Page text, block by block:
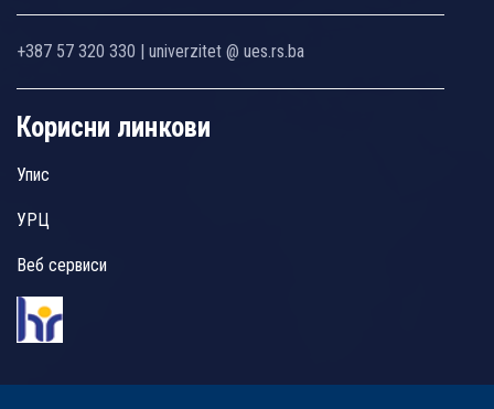
+387 57 320 330 | univerzitet @ ues.rs.ba
Корисни линкови
Упис
УРЦ
Веб сервиси